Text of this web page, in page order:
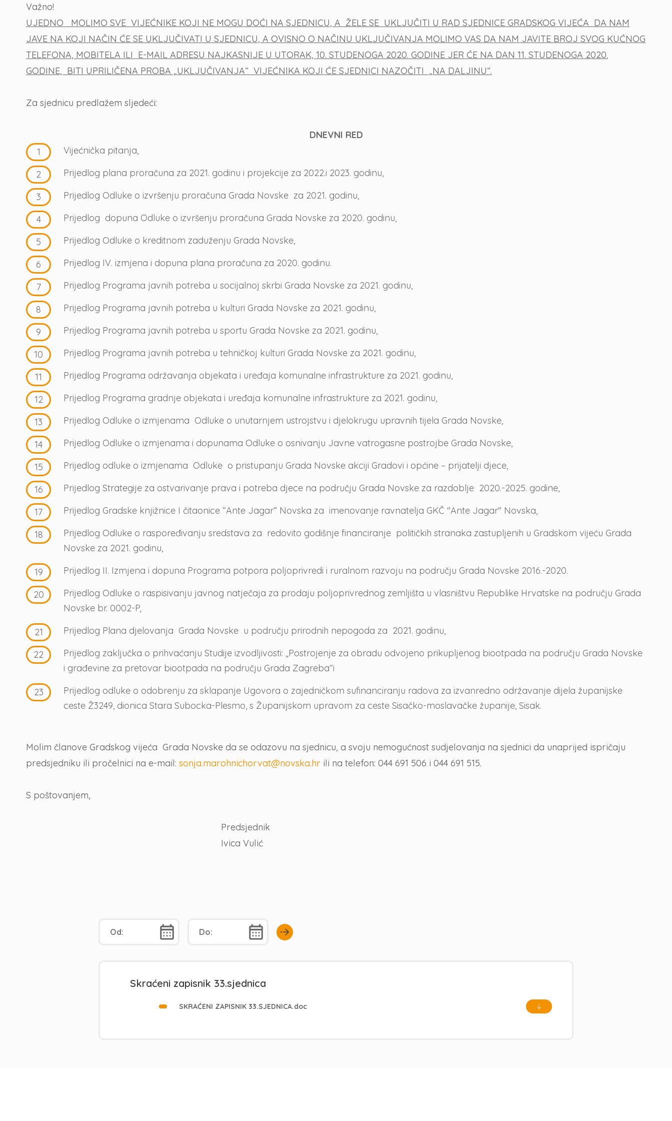
Važno!
UJEDNO MOLIMO SVE VIJEĆNIKE KOJI NE MOGU DOĆI NA SJEDNICU, A ŽELE SE UKLJUČITI U RAD SJEDNICE GRADSKOG VIJEĆA DA NAM
JAVE NA KOJI NAČIN ĆE SE UKLJUČIVATI U SJEDNICU, A OVISNO O NAČINU UKLJUČIVANJA MOLIMO VAS DA NAM JAVITE BROJ SVOG KUĆNOG
TELEFONA, MOBITELA ILI E-MAIL ADRESU NAJKASNIJE U UTORAK, 10. STUDENOGA 2020. GODINE JER ĆE NA DAN 11. STUDENOGA 2020.
GODINE, BITI UPRILIČENA PROBA „UKLJUČIVANJA“ VIJEĆNIKA KOJI ĆE SJEDNICI NAZOČITI „NA DALJINU“.
Za sjednicu predlažem sljedeći:
DNEVNI RED
Vijećnička pitanja,
Prijedlog plana proračuna za 2021. godinu i projekcije za 2022.i 2023. godinu,
Prijedlog Odluke o izvršenju proračuna Grada Novske za 2021. godinu,
Prijedlog dopuna Odluke o izvršenju proračuna Grada Novske za 2020. godinu,
Prijedlog Odluke o kreditnom zaduženju Grada Novske,
Prijedlog IV. izmjena i dopuna plana proračuna za 2020. godinu.
Prijedlog Programa javnih potreba u socijalnoj skrbi Grada Novske za 2021. godinu,
Prijedlog Programa javnih potreba u kulturi Grada Novske za 2021. godinu,
Prijedlog Programa javnih potreba u sportu Grada Novske za 2021. godinu,
Prijedlog Programa javnih potreba u tehničkoj kulturi Grada Novske za 2021. godinu,
Prijedlog Programa održavanja objekata i uređaja komunalne infrastrukture za 2021. godinu,
Prijedlog Programa gradnje objekata i uređaja komunalne infrastrukture za 2021. godinu,
Prijedlog Odluke o izmjenama Odluke o unutarnjem ustrojstvu i djelokrugu upravnih tijela Grada Novske,
Prijedlog Odluke o izmjenama i dopunama Odluke o osnivanju Javne vatrogasne postrojbe Grada Novske,
Prijedlog odluke o izmjenama Odluke o pristupanju Grada Novske akciji Gradovi i općine – prijatelji djece,
Prijedlog Strategije za ostvarivanje prava i potreba djece na području Grada Novske za razdoblje 2020.-2025. godine,
Prijedlog Gradske knjižnice I čitaonice “Ante Jagar” Novska za imenovanje ravnatelja GKČ "Ante Jagar" Novska,
Prijedlog Odluke o raspoređivanju sredstava za redovito godišnje financiranje političkih stranaka zastupljenih u Gradskom vijeću Grada
Novske za 2021. godinu,
Prijedlog II. Izmjena i dopuna Programa potpora poljoprivredi i ruralnom razvoju na području Grada Novske 2016.-2020.
Prijedlog Odluke o raspisivanju javnog natječaja za prodaju poljoprivrednog zemljišta u vlasništvu Republike Hrvatske na području Grada
Novske br. 0002-P,
Prijedlog Plana djelovanja Grada Novske u području prirodnih nepogoda za 2021. godinu,
Prijedlog zaključka o prihvaćanju Studije izvodljivosti: „Postrojenje za obradu odvojeno prikupljenog biootpada na području Grada Novske
i građevine za pretovar biootpada na području Grada Zagreba“i
Prijedlog odluke o odobrenju za sklapanje Ugovora o zajedničkom sufinanciranju radova za izvanredno održavanje dijela županijske
ceste Ž3249, dionica Stara Subocka-Plesmo, s Županijskom upravom za ceste Sisačko-moslavačke županije, Sisak.
Molim članove Gradskog vijeća Grada Novske da se odazovu na sjednicu, a svoju nemogućnost sudjelovanja na sjednici da unaprijed ispričaju
predsjedniku ili pročelnici na e-mail: sonja.marohnichorvat@novska.hr ili na telefon: 044 691 506 i 044 691 515.
S poštovanjem,
Predsjednik
Ivica Vulić
Skraćeni zapisnik 33.sjednica
SKRAĆENI ZAPISNIK 33.SJEDNICA.doc